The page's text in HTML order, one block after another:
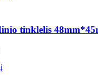
tinklelis